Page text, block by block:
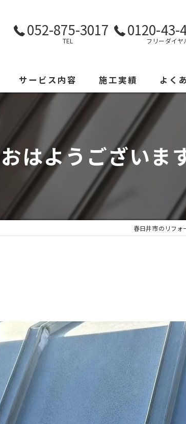
052-875-3017
TEL
0120-43-
フリーダイヤ
サービス内容 施工実績 よく
おはようござい
春日井市のリフォ